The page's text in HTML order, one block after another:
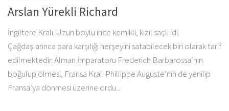
Arslan Yürekli Richard
İngiltere Kralı. Uzun boylu ince kemikli, kızıl saçlı idi.
Çağdaşlarınca para karşılığı herşeyini satabilecek biri olarak tarif
edilmektedir. Alman İmparatoru Frederich Barbarossa‘nın
boğulup ölmesi, Fransa Kralı Phillippe Auguste‘nin de yenilip
Fransa’ya dönmesi üzerine ordu...